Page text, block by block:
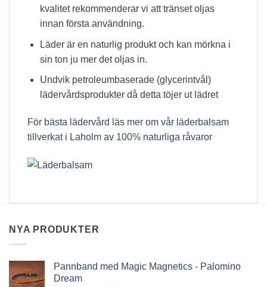
kvalitet rekommenderar vi att tränset oljas
innan första användning.
Läder är en naturlig produkt och kan mörkna i
sin ton ju mer det oljas in.
Undvik petroleumbaserade (glycerintvål)
lädervårdsprodukter då detta töjer ut lädret
För bästa lädervård läs mer om vår läderbalsam
tillverkat i Laholm av 100% naturliga råvaror
NYA PRODUKTER
Pannband med Magic Magnetics - Palomino
Dream